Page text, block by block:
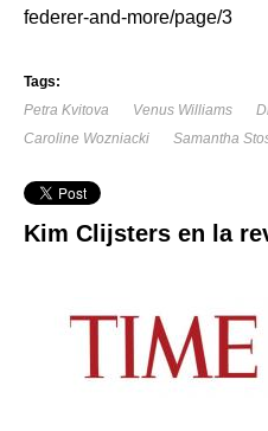
federer-and-more/page/3
Tags:
Petra Kvitova
Venus Williams
Caroline Wozniacki
Samantha
Kim Clijsters en la